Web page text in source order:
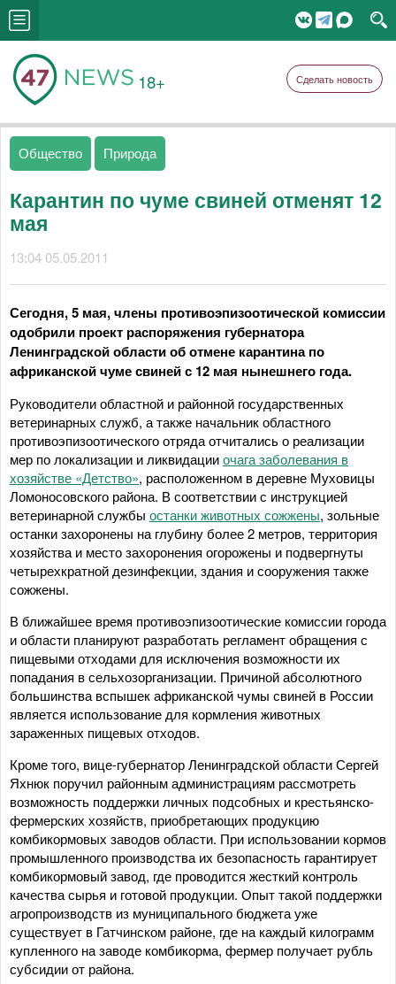
18+ Сделать новость
Общество Природа
Карантин по чуме свиней отменят 12
мая
13:04 05.05.2011
Сегодня, 5 мая, члены противоэпизоотической комиссии
одобрили проект распоряжения губернатора
Ленинградской области об отмене карантина по
африканской чуме свиней с 12 мая нынешнего года.
Руководители областной и районной государственных
ветеринарных служб, а также начальник областного
противоэпизоотического отряда отчитались о реализации
мер по локализации и ликвидацииочага заболевания в
хозяйстве «Детство», расположенном в деревне Муховицы
Ломоносовского района. В соответствии с инструкцией
ветеринарной службы останки животных сожжены, зольные
останки захоронены на глубину более 2 метров, территория
хозяйства и место захоронения огорожены и подвергнуты
четырехкратной дезинфекции, здания и сооружения также
сожжены.
В ближайшее время противоэпизоотические комиссии города
и области планируют разработать регламент обращения с
пищевыми отходами для исключения возможности их
попадания в сельхозорганизации. Причиной абсолютного
большинства вспышек африканской чумы свиней в России
является использование для кормления животных
зараженных пищевых отходов.
Кроме того, вице-губернатор Ленинградской области Сергей
Яхнюк поручил районным администрациям рассмотреть
возможность поддержки личных подсобных и крестьянско-
фермерских хозяйств, приобретающих продукцию
комбикормовых заводов области. При использовании кормов
промышленного производства их безопасность гарантирует
комбикормовый завод, где проводится жесткий контроль
качества сырья и готовой продукции. Опыт такой поддержки
агропроизводств из муниципального бюджета уже
существует в Гатчинском районе, где на каждый килограмм
купленного на заводе комбикорма, фермер получает рубль
субсидии от района.